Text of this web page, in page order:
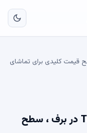
86.900.000،000 TRON (TRX) در برف ، سطح